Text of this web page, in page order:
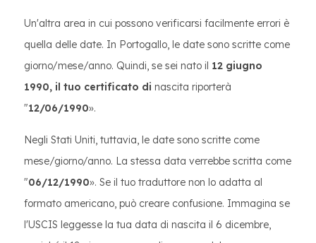
Un'altra area in cui possono verificarsi facilmente errori è
quella delle date. In Portogallo, le date sono scritte come
giorno/mese/anno. Quindi, se sei nato il 12 giugno
1990, il tuo certificato di nascita riporterà
"12/06/1990».
Negli Stati Uniti, tuttavia, le date sono scritte come
mese/giorno/anno. La stessa data verrebbe scritta come
"06/12/1990». Se il tuo traduttore non lo adatta al
formato americano, può creare confusione. Immagina se
l'USCIS leggesse la tua data di nascita il 6 dicembre,